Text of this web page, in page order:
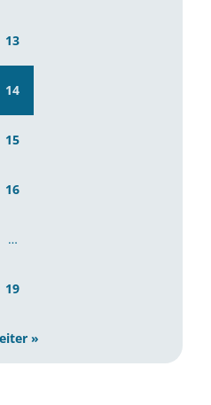
13
14
15
16
…
19
»